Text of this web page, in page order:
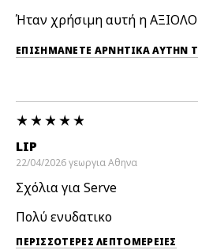
Ήταν χρήσιμη αυτή η
ΕΠΙΣΗΜΆΝΕΤΕ
LIP
22/04/2026γεωργιαΑθηνα
Σχόλια για Serve
Πολύ ενυδατικο
ΠΕΡΙΣΣΌΤΕΡΕΣ ΛΕΠΤΟΜΈΡΕΙΕΣ